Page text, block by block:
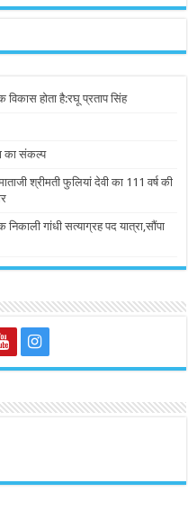
होता है:रघू प्रताप सिंह
का संकल्प
श्रीमती फुलियां देवी का 111 वर्ष की
गांधी सत्याग्रह पद यात्रा,सौंपा